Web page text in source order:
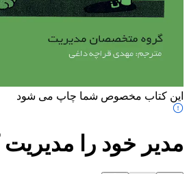
این کتاب مخصوص شما چاپ می شود
مدیر خود را مدیریت